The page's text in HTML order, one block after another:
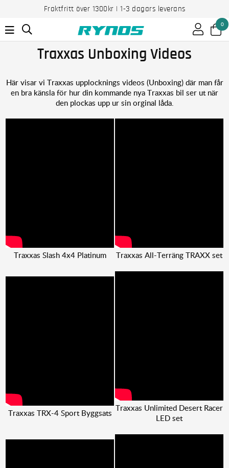
Fraktfritt över 1300kr | 1-3 dagars leverans
0
Traxxas Unboxing Videos
Här visar vi Traxxas upplocknings videos (Unboxing) där man får
en bra känsla för hur din kommande nya Traxxas bil ser ut när
den plockas upp ur sin orginal låda.
Traxxas Slash 4x4 Platinum Traxxas All-Terräng TRAXX set
Traxxas TRX-4 Sport Byggsats Traxxas Unlimited Desert Racer
LED set